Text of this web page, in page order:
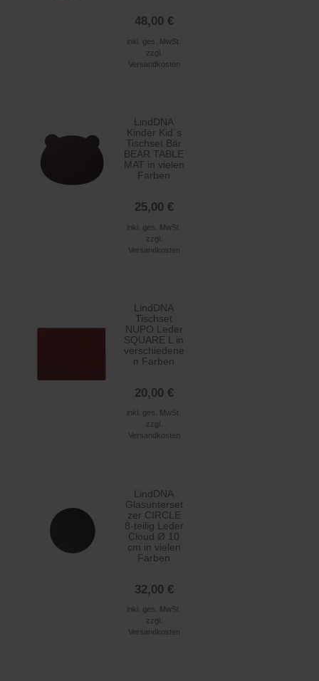
48,00 €
inkl. ges. MwSt.
zzgl.
Versandkosten
LindDNA
Kinder Kid´s
Tischset Bär
BEAR TABLE
MAT in vielen
Farben
25,00 €
inkl. ges. MwSt.
zzgl.
Versandkosten
LindDNA
Tischset
NUPO Leder
SQUARE L in
verschiedene
n Farben
20,00 €
inkl. ges. MwSt.
zzgl.
Versandkosten
LindDNA
Glasunterset
zer CIRCLE
8-teilig Leder
Cloud Ø 10
cm in vielen
Farben
32,00 €
inkl. ges. MwSt.
zzgl.
Versandkosten